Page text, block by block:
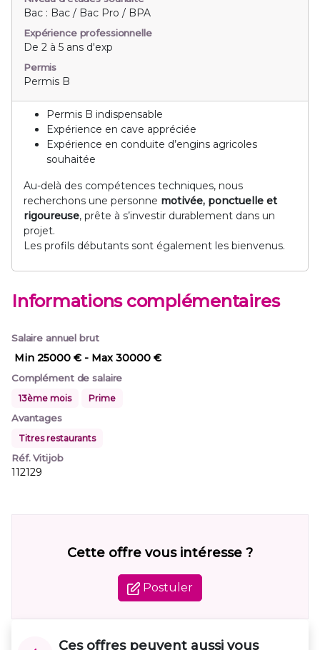
Bac : Bac / Bac Pro / BPA
Expérience professionnelle
De 2 à 5 ans d'exp
Permis
Permis B
Permis B indispensable
Expérience en cave appréciée
Expérience en conduite d’engins agricoles
souhaitée
Au-delà des compétences techniques, nous
recherchons une personne motivée, ponctuelle et
rigoureuse, prête à s’investir durablement dans un
projet.
Les profils débutants sont également les bienvenus.
Informations complémentaires
Salaire annuel brut
Min 25000 € - Max 30000 €
Complément de salaire
13ème mois Prime
Avantages
Titres restaurants
Réf. Vitijob
112129
Cette offre vous intéresse ?
Postuler
Ces offres peuvent aussi vous